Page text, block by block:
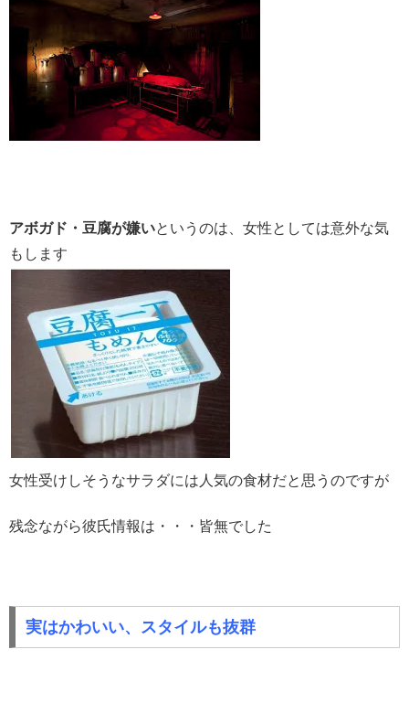
アボガド・豆腐が嫌いというのは、女性としては意外な気
もします
女性受けしそうなサラダには人気の食材だと思うのですが
残念ながら彼氏情報は・・・皆無でした
実はかわいい、スタイルも抜群